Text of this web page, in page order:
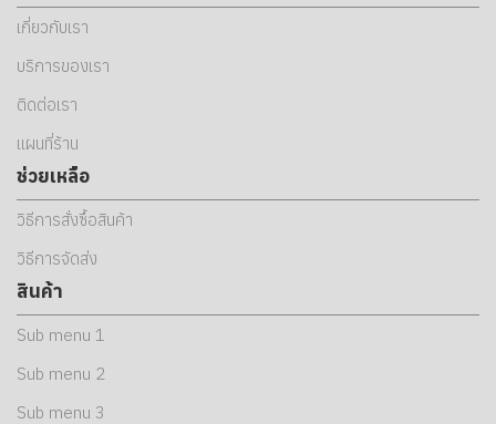
เกี่ยวกับเรา
บริการของเรา
ติดต่อเรา
แผนที่ร้าน
ช่วยเหลือ
วิธีการสั่งซื้อสินค้า
วิธีการจัดส่ง
สินค้า
Sub menu 1
Sub menu 2
Sub menu 3